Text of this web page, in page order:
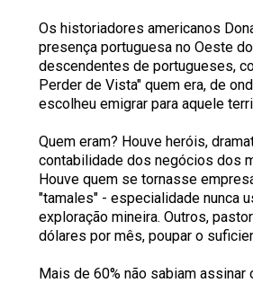
Os historiadores americanos
presença portuguesa no Oeste
descendentes de portugueses,
Perder de Vista" quem era, de
escolheu emigrar para aquele
Quem eram? Houve heróis,
contabilidade dos negócios dos
Houve quem se tornasse
"tamales" - especialidade nunca
exploração mineira. Outros,
dólares por mês, poupar o
Mais de 60% não sabiam